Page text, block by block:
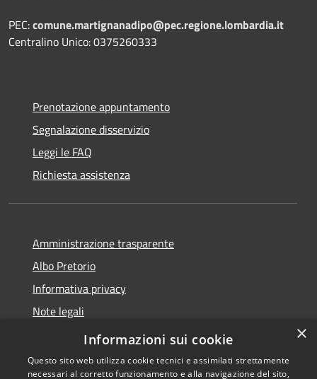
PEC:comune.martignanadipo@pec.regione.lombardia.it
Centralino Unico: 0375260333
Prenotazione appuntamento
Segnalazione disservizio
Leggi le FAQ
Richiesta assistenza
Amministrazione trasparente
Albo Pretorio
Informativa privacy
Note legali
Dichiarazione di accessibilità
×
Informazioni sui cookie
Questo sito web utilizza cookie tecnici e assimilati strettamente
necessari al corretto funzionamento e alla navigazione del sito,